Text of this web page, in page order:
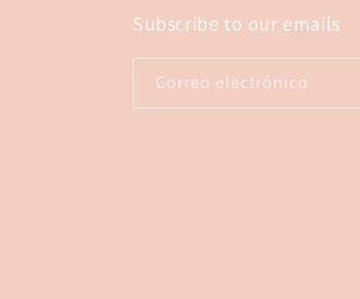
Subscribe to our emails
Correo electrónico